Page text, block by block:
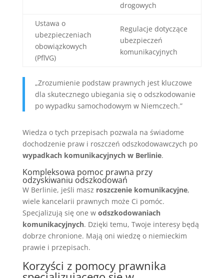
drogowych
Ustawa o
ubezpieczeniach
obowiązkowych
(PflVG)
Regulacje dotyczące
ubezpieczeń
komunikacyjnych
„Zrozumienie podstaw prawnych jest kluczowe
dla skutecznego ubiegania się o odszkodowanie
po wypadku samochodowym w Niemczech.”
Wiedza o tych przepisach pozwala na świadome
dochodzenie praw i roszczeń odszkodowawczych po
wypadkach komunikacyjnych w Berlinie.
Kompleksowa pomoc prawna przy
odzyskiwaniu odszkodowań
W Berlinie, jeśli masz roszczenie komunikacyjne,
wiele kancelarii prawnych może Ci pomóc.
Specjalizują się one w odszkodowaniach
komunikacyjnych. Dzięki temu, Twoje interesy będą
dobrze chronione. Mają oni wiedzę o niemieckim
prawie i przepisach.
Korzyści z pomocy prawnika